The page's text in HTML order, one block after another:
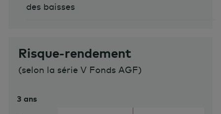
des baisses
Risque-rendement
(selon la série V Fonds AGF)
3 ans